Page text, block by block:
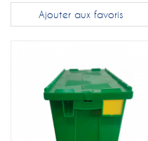
Ajouter aux favoris